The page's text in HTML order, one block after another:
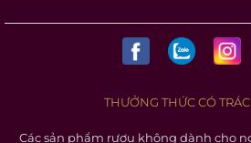
THƯỞNG THỨC CÓ
Các sản phẩm rượu không dành cho